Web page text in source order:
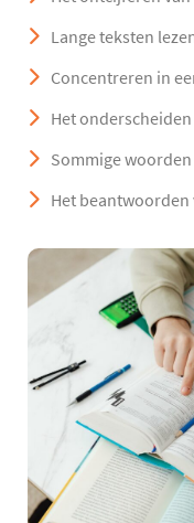
Lange teksten
Concentreren in
Het
Sommige
Het beantwoorden